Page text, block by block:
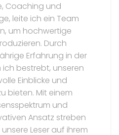
Coaching und
leite ich ein Team
um hochwertige
Durch
Erfahrung in der
ich bestrebt, unseren
Einblicke und
bieten. Mit einem
und
Ansatz streben
Leser auf ihrem